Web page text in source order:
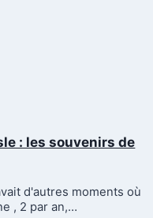
: les souvenirs de
d'autres moments où
, 2 par an,…